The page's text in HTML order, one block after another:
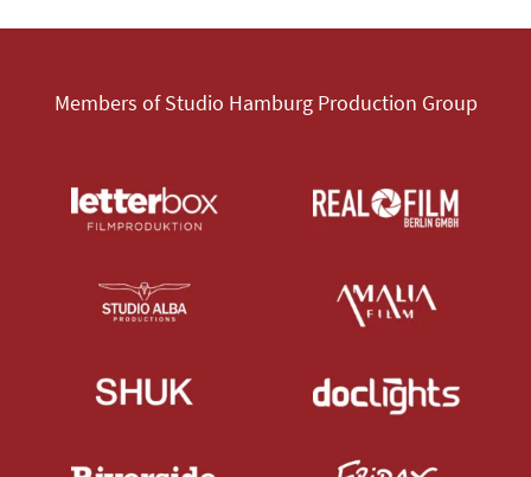
Members of Studio Hamburg Production Group